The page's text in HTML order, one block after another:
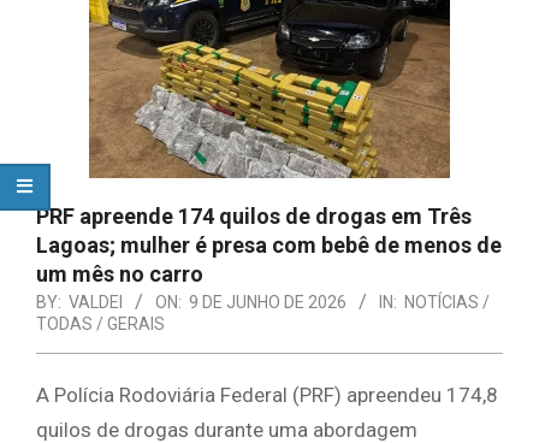
PRF apreende 174 quilos de drogas em Três
Lagoas; mulher é presa com bebê de menos de
um mês no carro
BY: VALDEI ON: 9 DE JUNHO DE 2026 IN: NOTÍCIAS /
TODAS / GERAIS
A Polícia Rodoviária Federal (PRF) apreendeu 174,8
quilos de drogas durante uma abordagem